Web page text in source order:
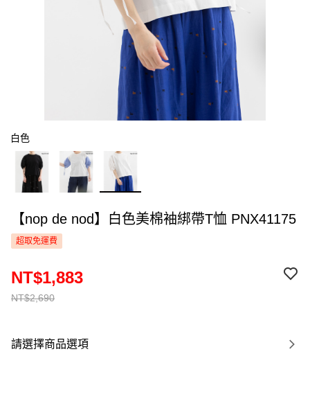
白色
【nop de nod】白色美棉袖綁帶T恤 PNX41175
超取免運費
NT$2,690
NT$1,883
請選擇商品選項